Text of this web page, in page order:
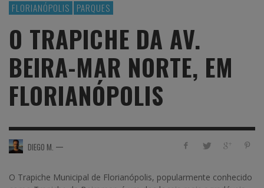
FLORIANÓPOLIS PARQUES
O TRAPICHE DA AV.
BEIRA-MAR NORTE, EM
FLORIANÓPOLIS
DIEGO M. —
O Trapiche Municipal de Florianópolis, popularmente conhecido